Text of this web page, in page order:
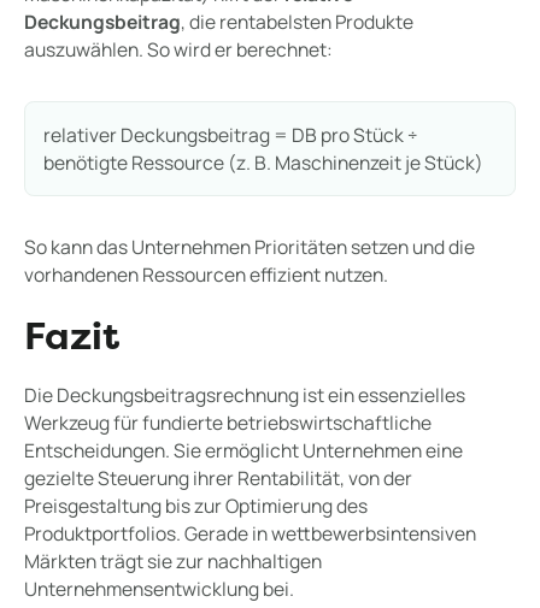
Deckungsbeitrag, die rentabelsten Produkte
auszuwählen. So wird er berechnet:
relativer Deckungsbeitrag = DB pro Stück ÷
benötigte Ressource (z. B. Maschinenzeit je Stück)
So kann das Unternehmen Prioritäten setzen und die
vorhandenen Ressourcen effizient nutzen.
Fazit
Die Deckungsbeitragsrechnung ist ein essenzielles
Werkzeug für fundierte betriebswirtschaftliche
Entscheidungen. Sie ermöglicht Unternehmen eine
gezielte Steuerung ihrer Rentabilität, von der
Preisgestaltung bis zur Optimierung des
Produktportfolios. Gerade in wettbewerbsintensiven
Märkten trägt sie zur nachhaltigen
Unternehmensentwicklung bei.